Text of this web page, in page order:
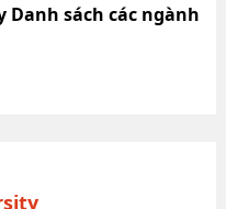
Danh sách các ngành